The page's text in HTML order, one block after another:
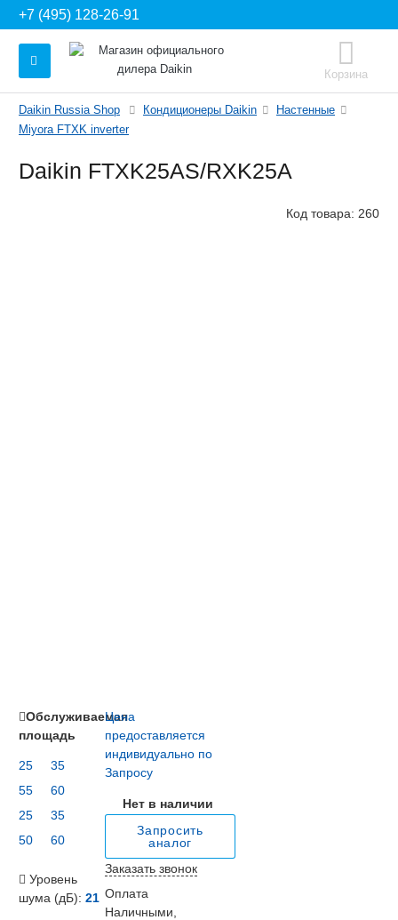
+7 (495) 128-26-91
Корзина
Daikin Russia Shop Кондиционеры Daikin
Настенные
Miyora FTXK inverter
Daikin FTXK25AS/RXK25A
Код товара: 260
Цена
предоставляется
индивидуально по
Запросу
Нет в наличии
Запросить
аналог
Заказать звонок
Оплата
Наличными,
Обслуживаемая
площадь
25
35
55
60
25
35
50
60
Уровень
шума (дБ): 21